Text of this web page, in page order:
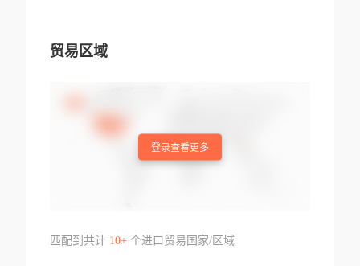
贸易区域
登录查看更多
匹配到共计 10+个进口贸易国家/区域